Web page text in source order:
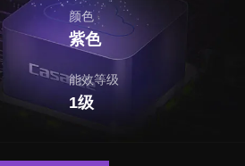
颜色
紫色
能效等级
1级